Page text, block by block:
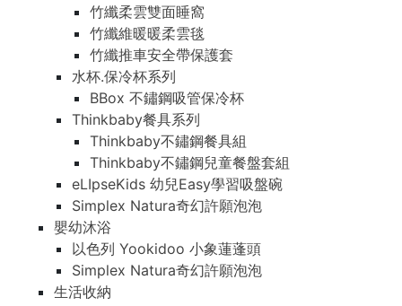
竹纖柔雲雙面睡窩
竹纖維暖暖柔雲毯
竹纖推車安全帶保護套
水杯.保冷杯系列
BBox 不鏽鋼吸管保冷杯
Thinkbaby餐具系列
Thinkbaby不鏽鋼餐具組
Thinkbaby不鏽鋼兒童餐盤套組
eLIpseKids 幼兒Easy學習吸盤碗
Simplex Natura奇幻許願泡泡
嬰幼沐浴
以色列 Yookidoo 小象蓮蓬頭
Simplex Natura奇幻許願泡泡
生活收納